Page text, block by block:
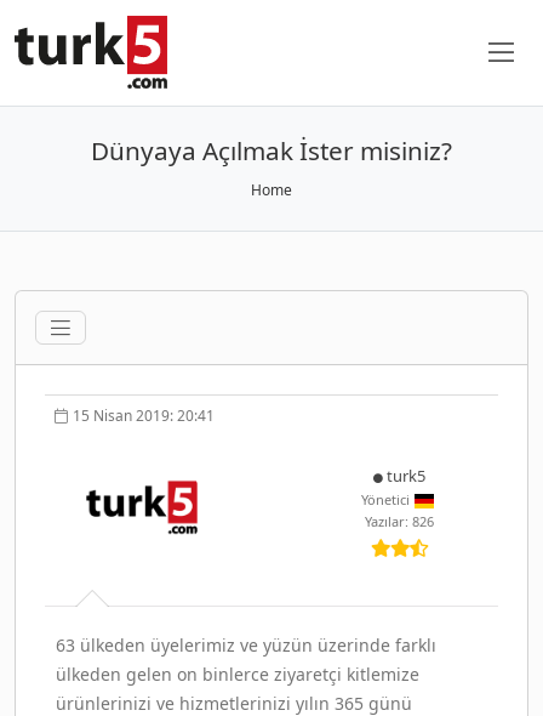
Dünyaya Açılmak İster misiniz?
Home
15 Nisan 2019: 20:41
turk5
Yönetici
Yazılar: 826
63 ülkeden üyelerimiz ve yüzün üzerinde farklı
ülkeden gelen on binlerce ziyaretçi kitlemize
ürünlerinizi ve hizmetlerinizi yılın 365 günü